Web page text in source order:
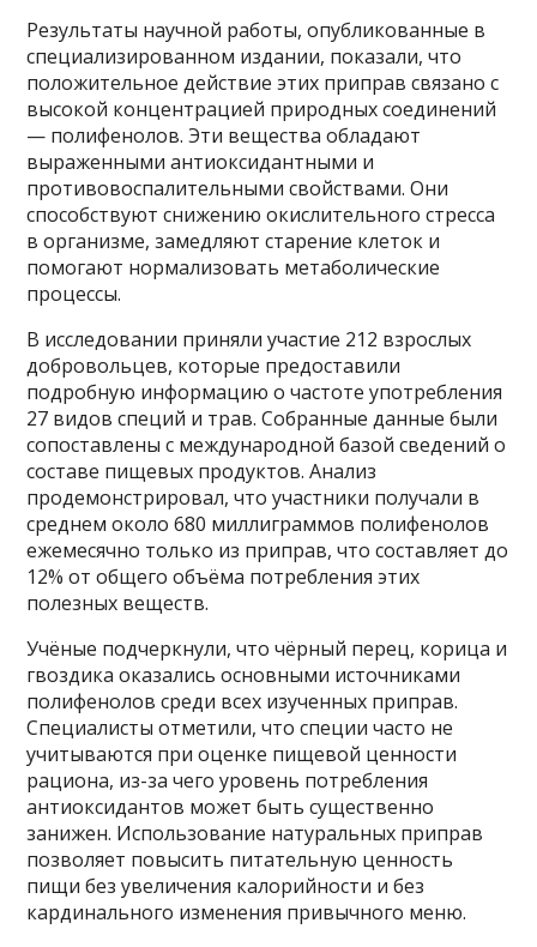
Результаты научной работы, опубликованные в
специализированном издании, показали, что
положительное действие этих приправ связано с
высокой концентрацией природных соединений
— полифенолов. Эти вещества обладают
выраженными антиоксидантными и
противовоспалительными свойствами. Они
способствуют снижению окислительного стресса
в организме, замедляют старение клеток и
помогают нормализовать метаболические
процессы.
В исследовании приняли участие 212 взрослых
добровольцев, которые предоставили
подробную информацию о частоте употребления
27 видов специй и трав. Собранные данные были
сопоставлены с международной базой сведений о
составе пищевых продуктов. Анализ
продемонстрировал, что участники получали в
среднем около 680 миллиграммов полифенолов
ежемесячно только из приправ, что составляет до
12% от общего объёма потребления этих
полезных веществ.
Учёные подчеркнули, что чёрный перец, корица и
гвоздика оказались основными источниками
полифенолов среди всех изученных приправ.
Специалисты отметили, что специи часто не
учитываются при оценке пищевой ценности
рациона, из-за чего уровень потребления
антиоксидантов может быть существенно
занижен. Использование натуральных приправ
позволяет повысить питательную ценность
пищи без увеличения калорийности и без
кардинального изменения привычного меню.